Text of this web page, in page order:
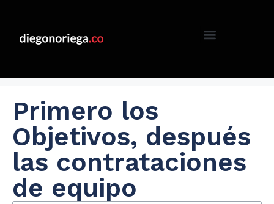
Primero los
Objetivos, después
las contrataciones
de equipo